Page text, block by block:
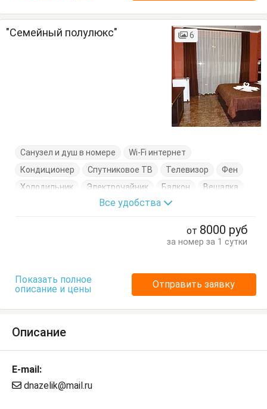
"Семейный полулюкс" 6
Санузел и душ в номере
Wi-Fi интернет
Кондиционер
Спутниковое ТВ Телевизор
Фен
Холодильник
Электрочайник Балкон
Вешалка
Журнальный столик
Тумбочки Шкаф
Все удобства
от 8000 руб
за номер за 1 сутки
Показать полное
описание и цены
Отправить заявку
Описание
E-mail:
dnazelik@mail.ru